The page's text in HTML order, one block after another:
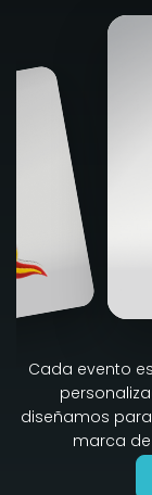
Cada evento
diseñamos
marca de